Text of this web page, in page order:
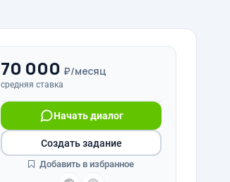
70 000 ₽/месяц
средняя ставка
Начать диалог
Создать задание
Добавить в избранное